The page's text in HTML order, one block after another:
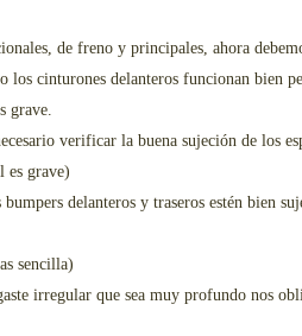
de freno y principales, ahora
cinturones delanteros funcionan bien
grave.
verificar la buena sujeción de los
es grave)
delanteros y traseros estén bien
sencilla)
irregular que sea muy profundo nos